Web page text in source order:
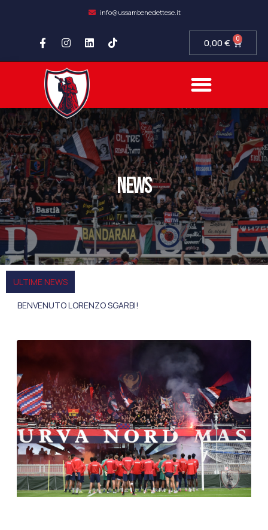
info@ussambenedettese.it
0,00€ 0
news
ULTIME NEWS
BENVENUTO LORENZO SGARBI!